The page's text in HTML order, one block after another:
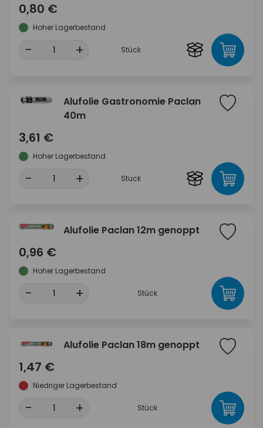
0,80 €
Hoher Lagerbestand
- + Stück
Alufolie Gastronomie Paclan
40m
3,61 €
Hoher Lagerbestand
- + Stück
Alufolie Paclan 12m genoppt
0,96 €
Hoher Lagerbestand
- + Stück
Alufolie Paclan 18m genoppt
1,47 €
Niedriger Lagerbestand
- + Stück